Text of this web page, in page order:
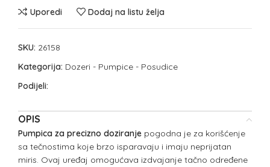
Uporedi Dodaj na listu želja
SKU: 26158
Kategorija: Dozeri - Pumpice - Posudice
Podijeli:
OPIS
Pumpica za precizno doziranje pogodna je za korišćenje
sa tečnostima koje brzo isparavaju i imaju neprijatan
miris. Ovaj uređaj omogućava izdvajanje tačno određene